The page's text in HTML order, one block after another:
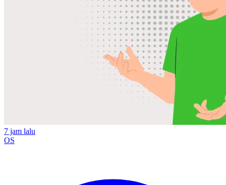
7 jam lalu
OS